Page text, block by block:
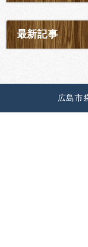
最新記事
広島市